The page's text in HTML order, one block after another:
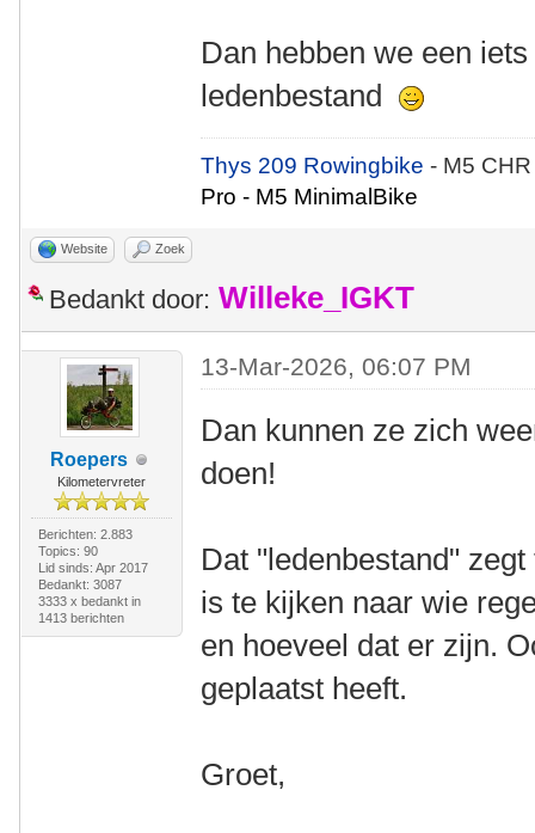
Dan hebben we een
ledenbestand
Thys 209 Rowingbike- M5
Pro - M5 MinimalBike
Website Zoek
Bedankt door: Willeke_IGKT
Roepers
Kilometervreter
Berichten: 2.883
Topics: 90
Lid sinds: Apr 2017
Bedankt: 3087
3333 x bedankt in
1413 berichten
13-Mar-2026, 06:07 PM
Dan kunnen ze zich
doen!
Dat "ledenbestand"
is te kijken naar wie
en hoeveel dat er zijn.
geplaatst heeft.
Groet,